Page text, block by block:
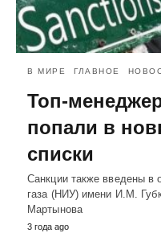
В МИРЕ ГЛАВНОЕ
Топ-
попали в
списки
Санкции также введены в
газа (НИУ) имени И.М.
Мартынова
3 года ago